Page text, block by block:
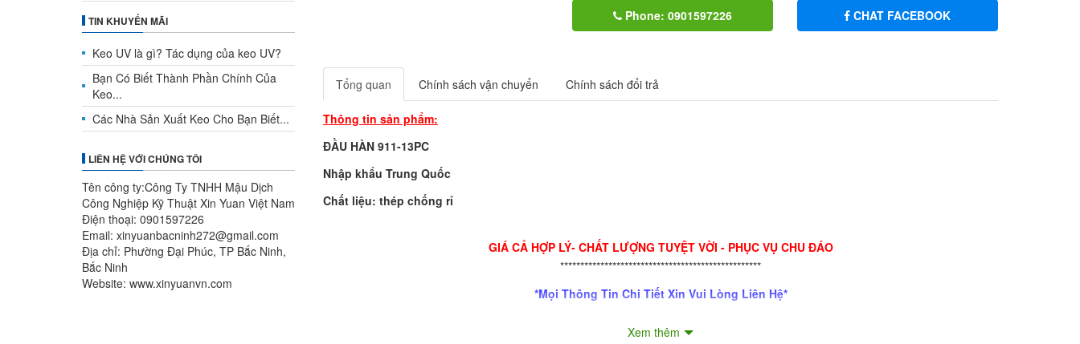
TIN KHUYẾN MÃI
Keo UV là gì? Tác dụng của keo UV?
Bạn Có Biết Thành Phần Chính Của
Keo...
Các Nhà Sản Xuất Keo Cho Bạn Biết...
LIÊN HỆ VỚI CHÚNG TÔI
Tên công ty:Công Ty TNHH Mậu Dịch
Công Nghiệp Kỹ Thuật Xin Yuan Việt Nam
Điện thoại: 0901597226
Email: xinyuanbacninh272@gmail.com
Địa chỉ: Phường Đại Phúc, TP Bắc Ninh,
Bắc Ninh
Website: www.xinyuanvn.com
Phone: 0901597226
CHAT FACEBOOK
Tổng quan Chính sách vận chuyển Chính sách đổi trả
Thông tin sản phẩm:
ĐẦU HÀN 911-13PC
Nhập khẩu Trung Quốc
Chất liệu: thép chống rỉ
GIÁ CẢ HỢP LÝ- CHẤT LƯỢNG TUYỆT VỜI - PHỤC VỤ CHU ĐÁO
**************************************************
*Mọi Thông Tin Chi Tiết Xin Vui Lòng Liên Hệ*
Xem thêm